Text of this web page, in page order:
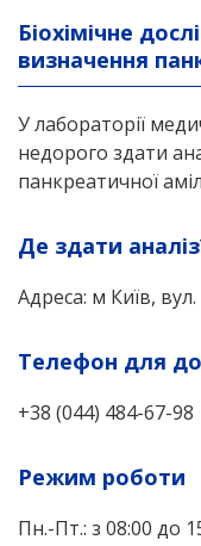
Біохімічне
визначення
У лабораторії
недорого здати
панкреатичної
Де здати
Адреса: м Київ,
Телефон для
+38 (044) 484-67-98
Режим роботи
Пн.-Пт.: з 08:00 до